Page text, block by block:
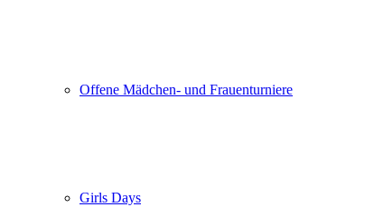
Offene Mädchen- und Frauenturniere
Girls Days